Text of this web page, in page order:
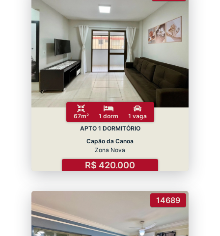
67m² 1 dorm
1 vaga
APTO 1 DORMITÓRIO
Capão da Canoa
Zona Nova
R$ 420.000
14689